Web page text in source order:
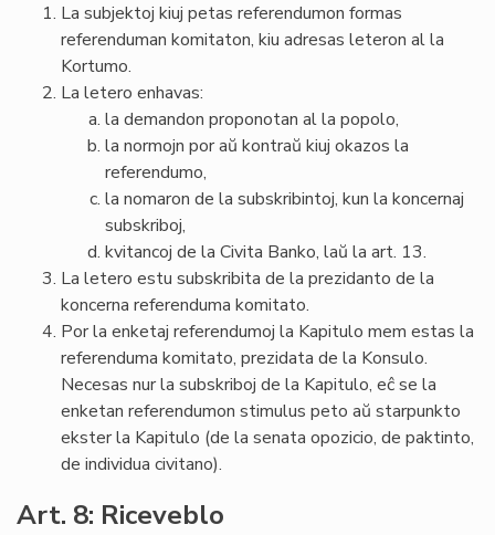
La subjektoj kiuj petas referendumon formas
referenduman komitaton, kiu adresas leteron al la
Kortumo.
La letero enhavas:
la demandon proponotan al la popolo,
la normojn por aŭ kontraŭ kiuj okazos la
referendumo,
la nomaron de la subskribintoj, kun la koncernaj
subskriboj,
kvitancoj de la Civita Banko, laŭ la art. 13.
La letero estu subskribita de la prezidanto de la
koncerna referenduma komitato.
Por la enketaj referendumoj la Kapitulo mem estas la
referenduma komitato, prezidata de la Konsulo.
Necesas nur la subskriboj de la Kapitulo, eĉ se la
enketan referendumon stimulus peto aŭ starpunkto
ekster la Kapitulo (de la senata opozicio, de paktinto,
de individua civitano).
Art. 8: Riceveblo